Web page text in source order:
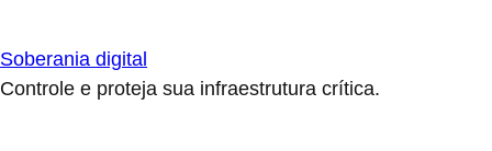
Soberania digital
Controle e proteja sua infraestrutura crítica.